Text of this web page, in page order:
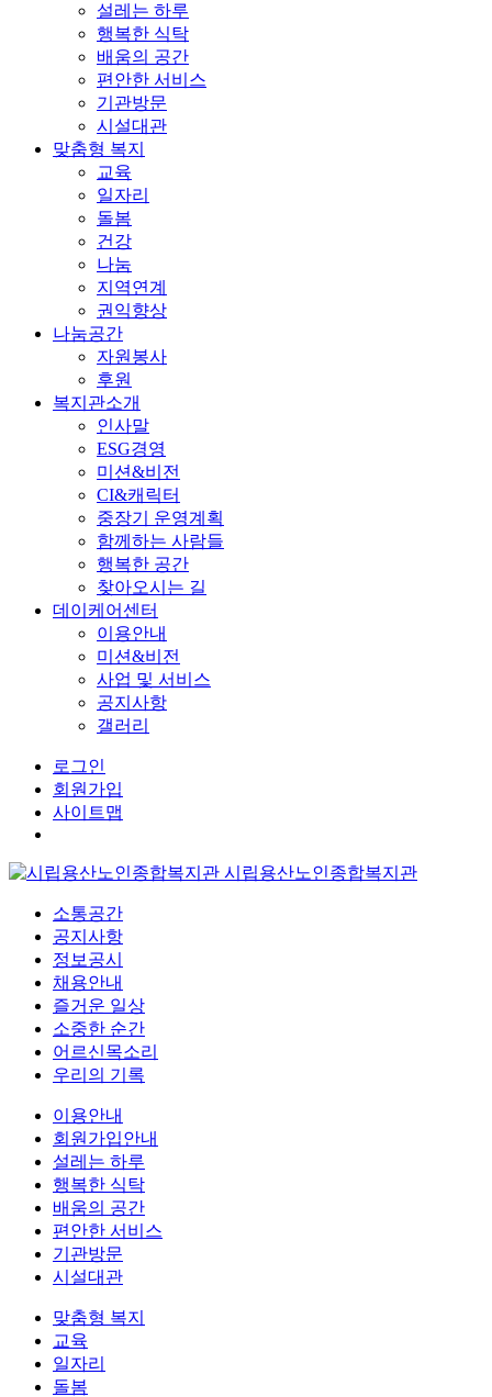
설레는 하루
행복한 식탁
배움의 공간
편안한 서비스
기관방문
시설대관
맞춤형 복지
교육
일자리
돌봄
건강
나눔
지역연계
권익향상
나눔공간
자원봉사
후원
복지관소개
인사말
ESG경영
미션&비전
CI&캐릭터
중장기 운영계획
함께하는 사람들
행복한 공간
찾아오시는 길
데이케어센터
이용안내
미션&비전
사업 및 서비스
공지사항
갤러리
로그인
회원가입
사이트맵
소통공간
공지사항
정보공시
채용안내
즐거운 일상
소중한 순간
어르신목소리
우리의 기록
이용안내
회원가입안내
설레는 하루
행복한 식탁
배움의 공간
편안한 서비스
기관방문
시설대관
맞춤형 복지
교육
일자리
돌봄